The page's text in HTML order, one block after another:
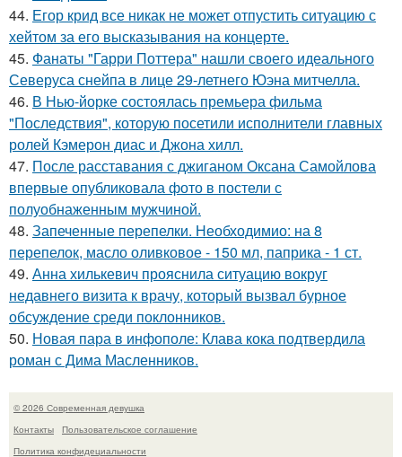
44. Егор крид все никак не может отпустить ситуацию с
хейтом за его высказывания на концерте.
45. Фанаты "Гарри Поттера" нашли своего идеального
Северуса снейпа в лице 29-летнего Юэна митчелла.
46. В Нью-йорке состоялась премьера фильма
"Последствия", которую посетили исполнители главных
ролей Кэмерон диас и Джона хилл.
47. После расставания с джиганом Оксана Самойлова
впервые опубликовала фото в постели с
полуобнаженным мужчиной.
48. Запеченные перепелки. Необходимио: на 8
перепелок, масло оливковое - 150 мл, паприка - 1 ст.
49. Анна хилькевич прояснила ситуацию вокруг
недавнего визита к врачу, который вызвал бурное
обсуждение среди поклонников.
50. Новая пара в инфополе: Клава кока подтвердила
роман с Дима Масленников.
© 2026 Современная девушка
Контакты
Пользовательское соглашение
Политика конфидециальности